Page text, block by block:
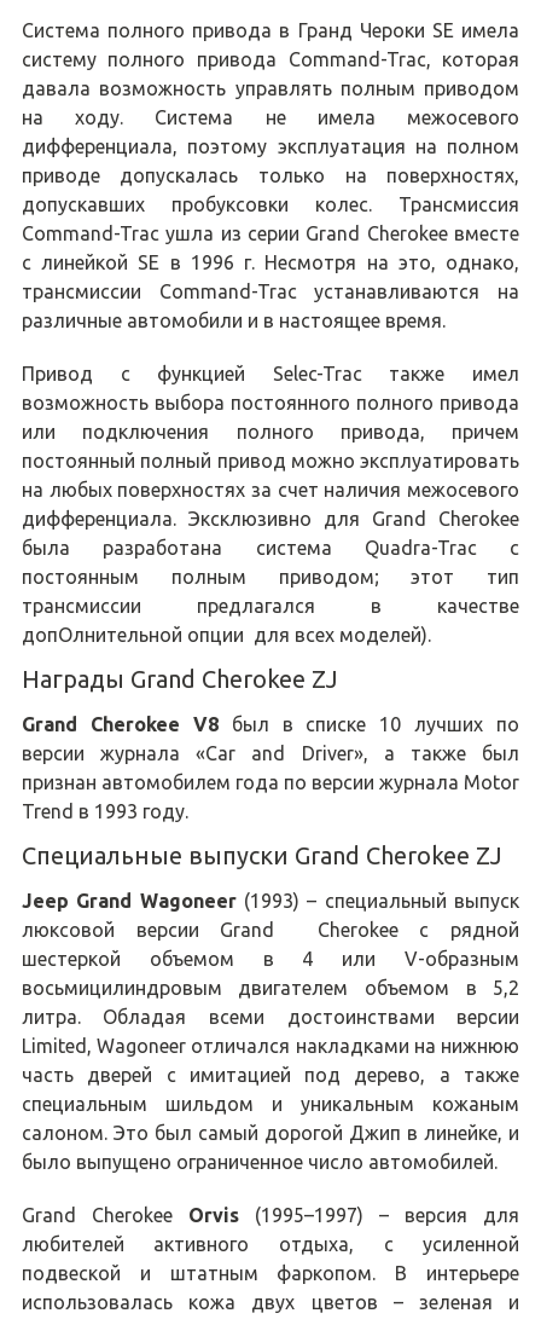
Система полного привода в Гранд Чероки SE имела
систему полного привода Command-Trac, которая
давала возможность управлять полным приводом
на ходу. Система не имела межосевого
дифференциала, поэтому эксплуатация на полном
приводе допускалась только на поверхностях,
допускавших пробуксовки колес. Трансмиссия
Command-Trac ушла из серии Grand Cherokee вместе
с линейкой SE в 1996 г. Несмотря на это, однако,
трансмиссии Command-Trac устанавливаются на
различные автомобили и в настоящее время.
Привод с функцией Selec-Trac также имел
возможность выбора постоянного полного привода
или подключения полного привода, причем
постоянный полный привод можно эксплуатировать
на любых поверхностях за счет наличия межосевого
дифференциала. Эксклюзивно для Grand Cherokee
была разработана система Quadra-Trac с
постоянным полным приводом; этот тип
трансмиссии предлагался в качестве
допОлнительной опции для всех моделей).
Награды Grand Cherokee ZJ
Grand Cherokee V8был в списке 10 лучших по
версии журнала «Car and Driver», а также был
признан автомобилем года по версии журнала Motor
Trend в 1993 году.
Специальные выпуски Grand Cherokee ZJ
Jeep Grand Wagoneer(1993) – специальный выпуск
люксовой версии Grand Cherokee с рядной
шестеркой объемом в 4 или V-образным
восьмицилиндровым двигателем объемом в 5,2
литра. Обладая всеми достоинствами версии
Limited, Wagoneer отличался накладками на нижнюю
часть дверей с имитацией под дерево, а также
специальным шильдом и уникальным кожаным
салоном. Это был самый дорогой Джип в линейке, и
было выпущено ограниченное число автомобилей.
Grand Cherokee Orvis(1995–1997) – версия для
любителей активного отдыха, с усиленной
подвеской и штатным фаркопом. В интерьере
использовалась кожа двух цветов – зеленая и